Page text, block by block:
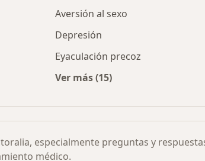
Aversión al sexo
Depresión
Eyaculación precoz
Ver más (15)
especialmente preguntas y
médico.